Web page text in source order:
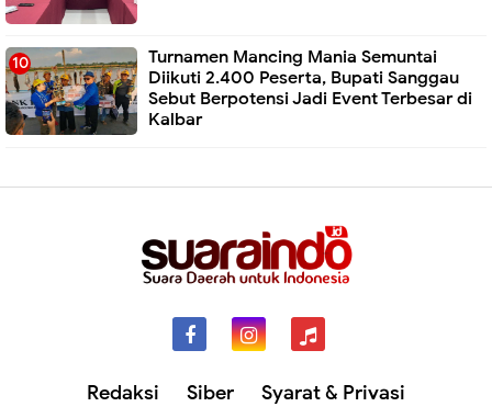
Turnamen Mancing Mania Semuntai
Diikuti 2.400 Peserta, Bupati Sanggau
Sebut Berpotensi Jadi Event Terbesar di
Kalbar
Redaksi Siber Syarat & Privasi